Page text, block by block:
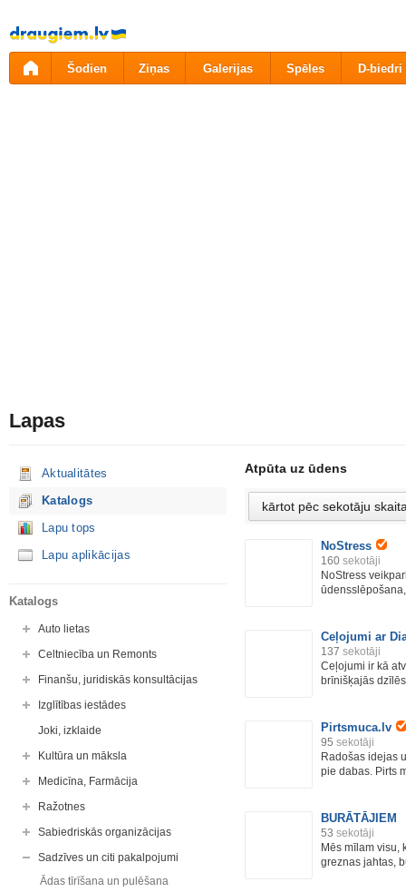
Pāriet
uz
saturu
Šodien Ziņas Galerijas Spēles D-biedri
Lapas
Aktualitātes
Katalogs
Lapu tops
Lapu aplikācijas
Katalogs
Auto lietas
Celtniecība un Remonts
Finanšu, juridiskās konsultācijas
Izglītības iestādes
Joki, izklaide
Kultūra un māksla
Medicīna, Farmācija
Ražotnes
Sabiedriskās organizācijas
Sadzīves un citi pakalpojumi
Ādas tīrīšana un pulēšana
Atpūta uz ūdens
NoStress
160 sekotāji
NoStress
Ceļojumi ar
137 sekotāji
Ceļojumi ir kā
brīnišķajās
Pirtsmuca.lv
95 sekotāji
Radošas idejas
pie dabas. Pirts
BURĀTĀJIEM
53 sekotāji
Mēs mīlam visu,
greznas jahtas,